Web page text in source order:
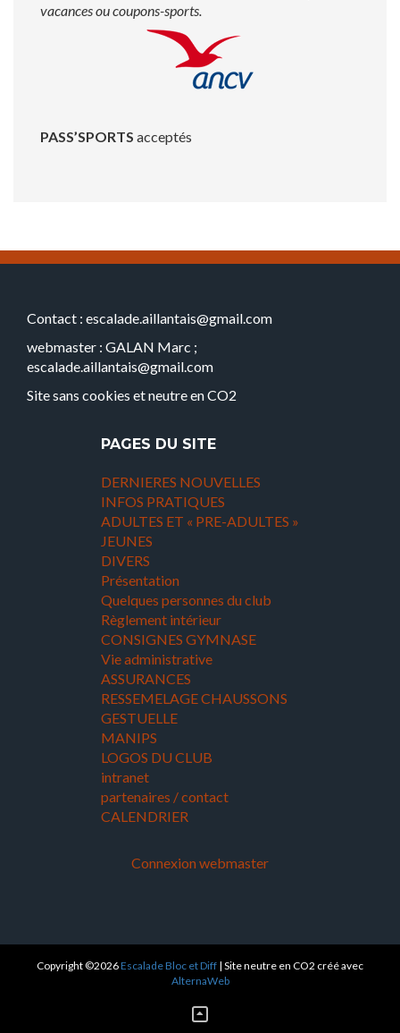
vacances ou coupons-sports.
PASS’SPORTS acceptés
Contact : escalade.aillantais@gmail.com
webmaster : GALAN Marc ;
escalade.aillantais@gmail.com
Site sans cookies et neutre en CO2
PAGES DU SITE
DERNIERES NOUVELLES
INFOS PRATIQUES
ADULTES ET « PRE-ADULTES »
JEUNES
DIVERS
Présentation
Quelques personnes du club
Règlement intérieur
CONSIGNES GYMNASE
Vie administrative
ASSURANCES
RESSEMELAGE CHAUSSONS
GESTUELLE
MANIPS
LOGOS DU CLUB
intranet
partenaires / contact
CALENDRIER
Connexion webmaster
Copyright ©2026Escalade Bloc et Diff | Site neutre en CO2 créé avec
AlternaWeb